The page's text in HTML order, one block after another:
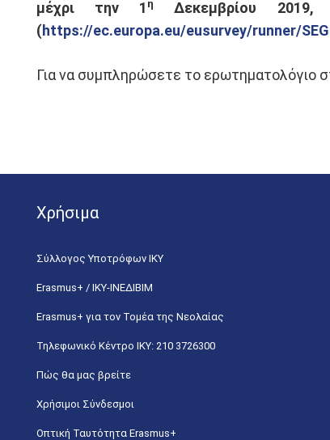
μέχρι την 1 η Δεκεμβρίου 2019,
(https://ec.europa.eu/eusurvey/runner/
Για να συμπληρώσετε το ερωτηματολόγιο
Χρήσιμα
Σύλλογος Υποτρόφων ΙΚΥ
Erasmus+ / ΙΚΥ-ΙΝΕΔΙΒΙΜ
Erasmus+ για τον Τομέα της Νεολαίας
Τηλεφωνικό Κέντρο IKY: 210 3726300
Πώς θα μας βρείτε
Χρήσιμοι Σύνδεσμοι
Οπτική Ταυτότητα Erasmus+